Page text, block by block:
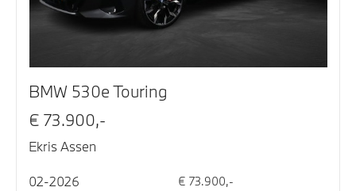
BMW 530e Touring
€ 73.900,-
Ekris Assen
02-2026 € 73.900,-